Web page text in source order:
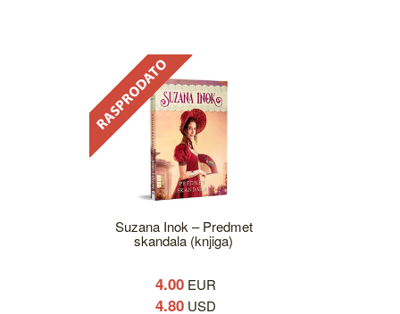
Suzana Inok – Predmet
skandala (knjiga)
4.00 EUR
4.80 USD